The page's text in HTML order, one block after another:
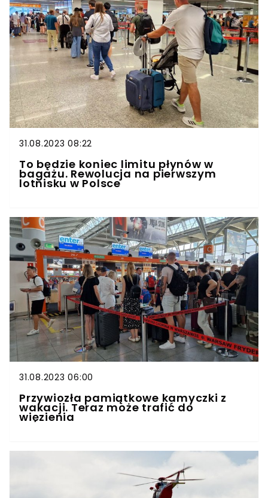
31.08.2023 08:22
To będzie koniec limitu płynów w
bagażu. Rewolucja na pierwszym
lotnisku w Polsce
31.08.2023 06:00
Przywiozła pamiątkowe kamyczki z
wakacji. Teraz może trafić do
więzienia